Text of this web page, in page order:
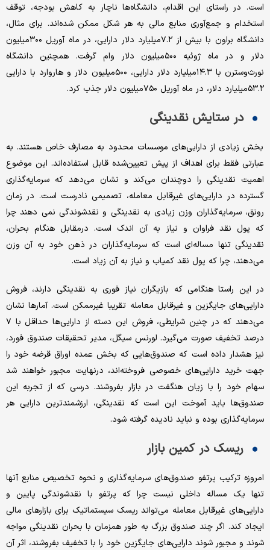
است. در راستای این اقدام، دانشگاه‌ها ناچار به کاهش بودجه، توقف
استخدام و جمع‌آوری منابع مالی به هر شکل ممکن شده‌اند. برای مثال،
دانشگاه براون با بیش از ۷.۲‌میلیارد دلار دارایی، در ماه آوریل ۳۰۰‌میلیون
دلار و در ماه ژوئیه ۵۰۰‌میلیون دلار وام گرفت. همچنین دانشگاه
نورث‌وسترن با ۱۴.۳‌میلیارد دلار دارایی، ۵۰۰‌میلیون دلار و ‌هاروارد با دارایی
۵۳.۲‌میلیارد دلار، در ماه آوریل ۷۵۰‌میلیون دلار جذب کرد.
در ستایش نقدینگی
بخش زیادی از دارایی‌های موسسات محدود به مصارف خاص هستند. به
عبارتی فقط برای اهداف از پیش تعیین‌شده قابل استفاده‌اند. این موضوع
اهمیت نقدینگی را دوچندان می‌کند و نشان می‌دهد که سرمایه‌گذاری
گسترده در دارایی‌های غیرقابل معامله، تصمیمی نادرست است. در زمان
رونق، سرمایه‌گذاران وزن زیادی به نقدینگی و نقدشوندگی نمی دهند چرا
که پول نقد فراوان و نیاز به آن اندک است. درمقابل هنگام بحران،
نقدینگی تنها مساله‌ای است که سرمایه‌گذاران در ذهن خود به آن وزن
می‌دهند، چرا که پول نقد کمیاب و نیاز به آن زیاد است.
در این راستا هنگامی که بازیگران نیاز فوری به نقدینگی دارند، فروش
دارایی‌های جایگزین و غیرقابل معامله تقریبا غیرممکن است. آمارها نشان
می‌دهند که در چنین شرایطی، فروش این دسته از دارایی‌ها حداقل با ۷
درصد تخفیف صورت می‌گیرد. لورنس سیگل، مدیر تحقیقات صندوق فورد،
نیز هشدار داده است که صندوق‌هایی که بخش عمده اوراق قرضه خود را
جهت خرید دارایی‌های خصوصی فروخته‌اند، درنهایت مجبور خواهند شد
سهام خود را با زیان هنگفت در بازار بفروشند. درسی که از تجربه این
صندوق‌ها باید آموخت این است که نقدینگی، ارزشمندترین دارایی هر
سرمایه‌گذاری بوده و نباید نادیده گرفته شود.
ریسک در کمین بازار
امروزه ترکیب پرتفو صندوق‌های سرمایه‌گذاری و نحوه تخصیص منابع آنها
تنها یک مساله داخلی نیست چرا که پرتفو با نقدشوندگی پایین و
دارایی‌های غیرقابل معامله می‌تواند ریسک سیستماتیک برای بازارهای مالی
ایجاد کند. اگر چند صندوق بزرگ به طور همزمان با بحران نقدینگی مواجه
شوند و مجبور شوند دارایی‌های جایگزین خود را با تخفیف بفروشند، اثر آن